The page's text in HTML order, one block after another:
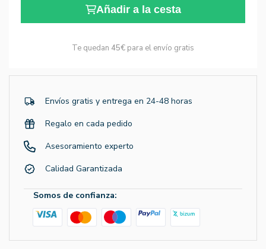
Añadir a la cesta
Te quedan 45€ para el envío gratis
Envíos gratis y entrega en 24-48 horas
Regalo en cada pedido
Asesoramiento experto
Calidad Garantizada
Somos de confianza: